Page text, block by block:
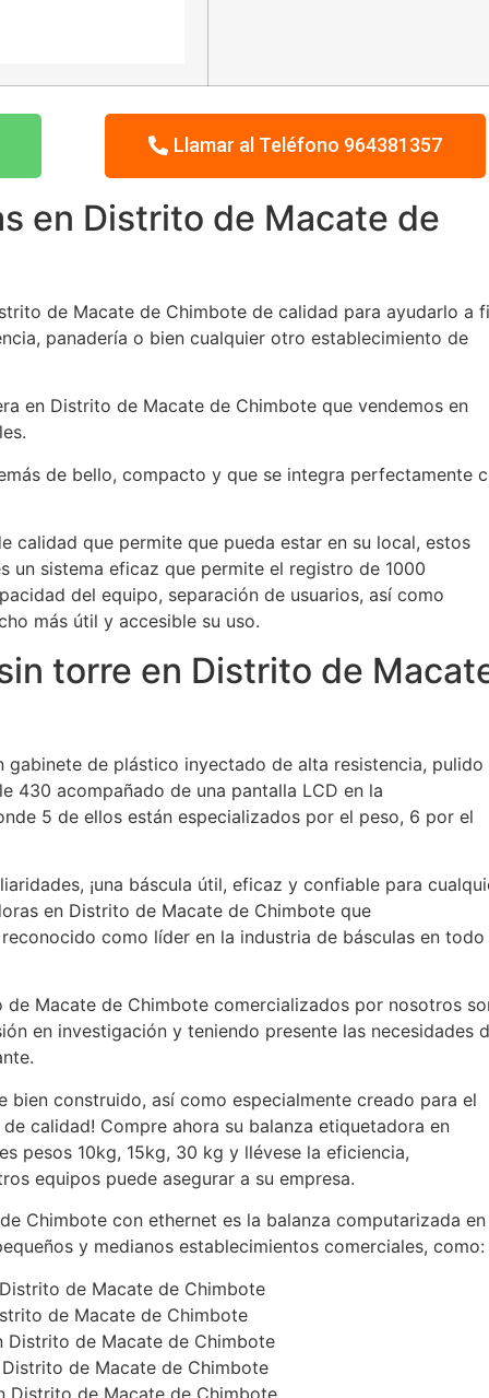
Llamar al Teléfono 964381357
en Distrito de Macate de
de Macate de Chimbote de calidad para ayudarlo a
panadería o bien cualquier otro establecimiento de
en Distrito de Macate de Chimbote que vendemos en
de bello, compacto y que se integra perfectamente
calidad que permite que pueda estar en su local, estos
un sistema eficaz que permite el registro de 1000
del equipo, separación de usuarios, así como
más útil y accesible su uso.
torre en Distrito de
gabinete de plástico inyectado de alta resistencia, pulido
430 acompañado de una pantalla LCD en la
5 de ellos están especializados por el peso, 6 por el
¡una báscula útil, eficaz y confiable para
en Distrito de Macate de Chimbote que
como líder en la industria de básculas en todo
Macate de Chimbote comercializados por nosotros
en investigación y teniendo presente las necesidades
bien construido, así como especialmente creado para el
calidad! Compre ahora su balanza etiquetadora en
pesos 10kg, 15kg, 30 kg y llévese la eficiencia,
equipos puede asegurar a su empresa.
Chimbote con ethernet es la balanza computarizada en
y medianos establecimientos comerciales, como:
de Macate de Chimbote
de Macate de Chimbote
Distrito de Macate de Chimbote
de Macate de Chimbote
Distrito de Macate de Chimbote